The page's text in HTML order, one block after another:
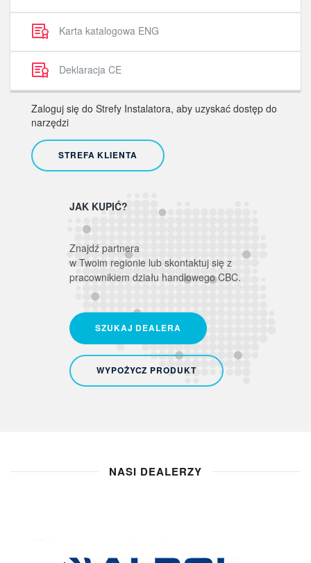
Karta katalogowa ENG
Deklaracja CE
Zaloguj się do Strefy Instalatora, aby uzyskać dostęp do
narzędzi
STREFA KLIENTA
JAK KUPIĆ?
Znajdź partnera
w Twoim regionie lub skontaktuj się z
pracownikiem działu handlowego CBC.
SZUKAJ DEALERA
WYPOŻYCZ PRODUKT
NASI DEALERZY